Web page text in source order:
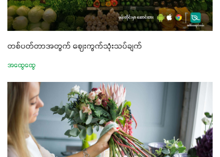
တစ်ပတ်တာအတွက် ဈေးကွက်သုံးသပ်ချက်
အထွေထွေ